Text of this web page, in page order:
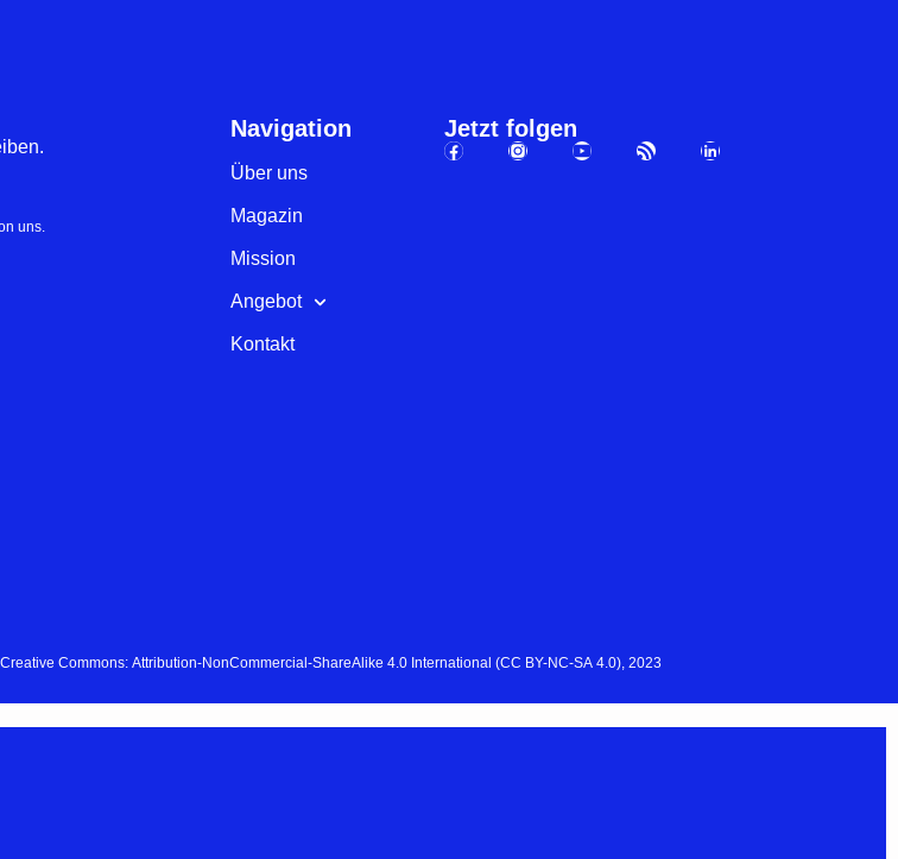
uns.
Navigation
Über uns
Magazin
Mission
Angebot
Kontakt
Jetzt folgen
Creative Commons: Attribution-NonCommercial-ShareAlike 4.0 International (CC BY-NC-SA 4.0), 2023